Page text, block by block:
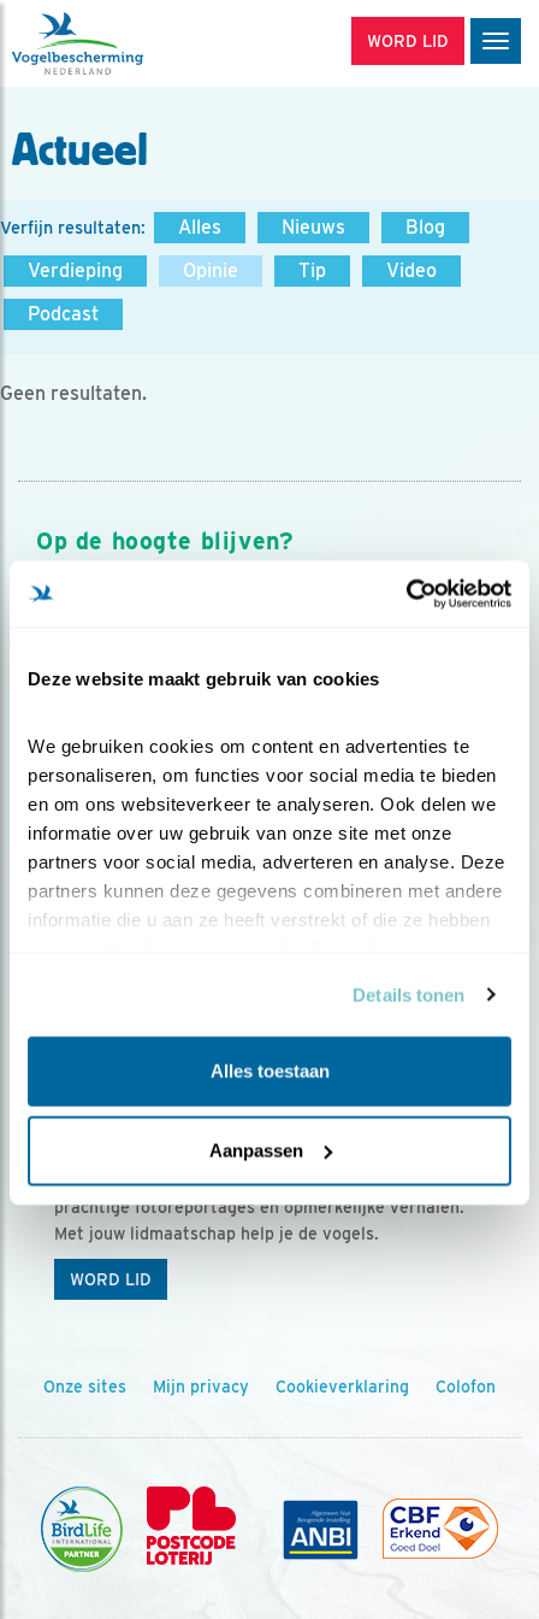
Deze website maakt gebruik van cookies
We gebruiken cookies om content en advertenties te
personaliseren, om functies voor social media te bieden
en om ons websiteverkeer te analyseren. Ook delen we
informatie over uw gebruik van onze site met onze
partners voor social media, adverteren en analyse. Deze
partners kunnen deze gegevens combineren met andere
informatie die u aan ze heeft verstrekt of die ze hebben
Details tonen
Alles toestaan
Aanpassen
WORD LID
Actueel
Verfijn resultaten: Alles Nieuws
Blog
Verdieping
Opinie Tip
Video
Podcast
Geen resultaten.
Op de hoogte blijven?
Meld je aan en ontvang nieuws, inspiratie, acties en tips
over vogels en activiteiten van Vogelbescherming.
Ontvang 5 x Vogels voor € 36,00 per jaar
Vogels is het tijdschrift voor onze leden, met
prachtige fotoreportages en opmerkelijke verhalen.
Met jouw lidmaatschap help je de vogels.
WORD LID
Onze sites Mijn privacy Cookieverklaring Colofon